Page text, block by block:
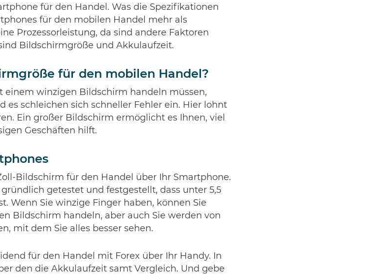
für den Handel. Was die Spezifikationen
für den mobilen Handel mehr als
Prozessorleistung, da sind andere Faktoren
Bildschirmgröße und Akkulaufzeit.
für den mobilen Handel?
einem winzigen Bildschirm handeln müssen,
es schleichen sich schneller Fehler ein. Hier lohnt
Ein großer Bildschirm ermöglicht es Ihnen, viel
Geschäften hilft.
Bildschirm für den Handel über Ihr Smartphone.
getestet und festgestellt, dass unter 5,5
Wenn Sie winzige Finger haben, können Sie
Bildschirm handeln, aber auch Sie werden von
mit dem Sie alles besser sehen.
für den Handel mit Forex über Ihr Handy. In
den die Akkulaufzeit samt Vergleich. Und gebe